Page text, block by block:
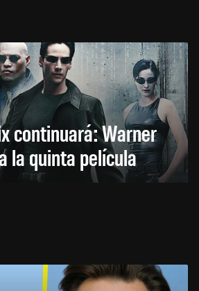
continuará: Warner
la quinta película